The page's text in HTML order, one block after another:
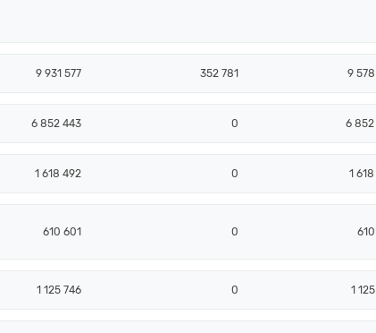
9 931 577 352 781 9
6 852 443 0 6 852
1 618 492 0 1
610 601 0
1 125 746 0 1